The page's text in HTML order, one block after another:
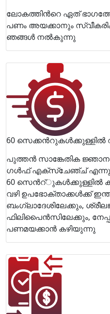
ലോകത്തിന്‍റെ ഏത്
പണം അയക്കാനും
ഞങ്ങള്‍ നല്‍കുന്നു
60 സെക്കന്‍റുകള്‍ക്കുള്ളില്‍
പുത്തന്‍ സാങ്കേതിക
ഗള്‍ഫ് എക്സ്ചേഞ്ച് എന്നും
60 സെന്‍റ്ുകള്‍ക്കുള്ളില്‍
വഴി ഉപഭോക്താക്കള്‍ക്ക്
ബംഗ്ലാദേശിലേക്കും,
ഫിലിപൈന്‍സിലേക്കും,
പണമയക്കാന്‍ കഴിയുന്നു